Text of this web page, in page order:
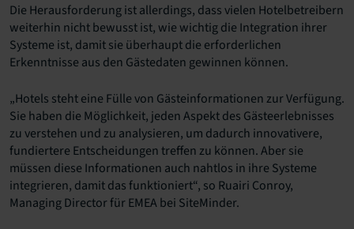
Die Herausforderung ist allerdings, dass vielen Hotelbetreibern
weiterhin nicht bewusst ist, wie wichtig die Integration ihrer
Systeme ist, damit sie überhaupt die erforderlichen
Erkenntnisse aus den Gästedaten gewinnen können.
„Hotels steht eine Fülle von Gästeinformationen zur Verfügung.
Sie haben die Möglichkeit, jeden Aspekt des Gästeerlebnisses
zu verstehen und zu analysieren, um dadurch innovativere,
fundiertere Entscheidungen treffen zu können. Aber sie
müssen diese Informationen auch nahtlos in ihre Systeme
integrieren, damit das funktioniert“, so Ruairi Conroy,
Managing Director für EMEA bei SiteMinder.